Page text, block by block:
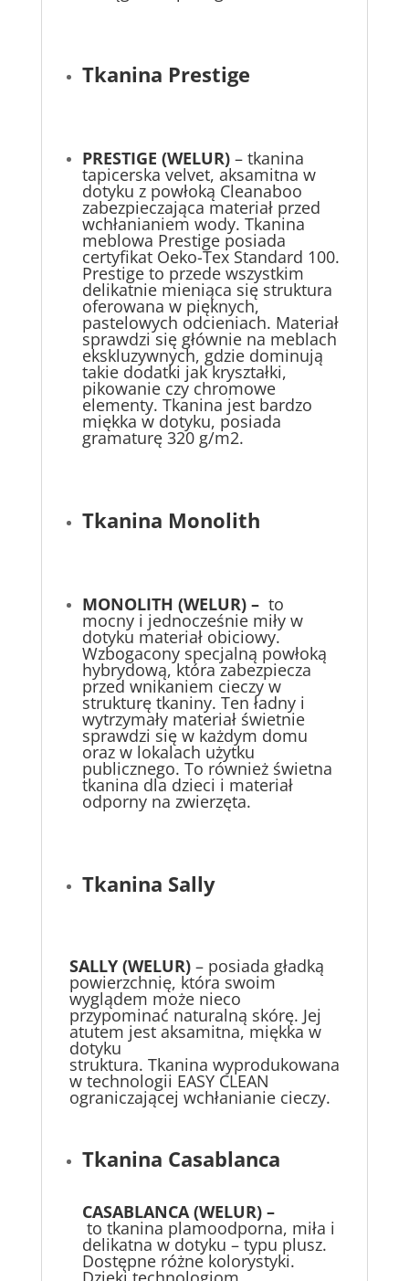
Tkanina Prestige
PRESTIGE (WELUR)– tkanina
tapicerska velvet, aksamitna w
dotyku z powłoką Cleanaboo
zabezpieczająca materiał przed
wchłanianiem wody. Tkanina
meblowa Prestige posiada
certyfikat Oeko-Tex Standard 100.
Prestige to przede wszystkim
delikatnie mieniąca się struktura
oferowana w pięknych,
pastelowych odcieniach. Materiał
sprawdzi się głównie na meblach
ekskluzywnych, gdzie dominują
takie dodatki jak kryształki,
pikowanie czy chromowe
elementy. Tkanina jest bardzo
miękka w dotyku, posiada
gramaturę 320 g/m2.
Tkanina Monolith
MONOLITH (WELUR) – to
mocny i jednocześnie miły w
dotyku materiał obiciowy.
Wzbogacony specjalną powłoką
hybrydową, która zabezpiecza
przed wnikaniem cieczy w
strukturę tkaniny. Ten ładny i
wytrzymały materiał świetnie
sprawdzi się w każdym domu
oraz w lokalach użytku
publicznego. To również świetna
tkanina dla dzieci i materiał
odporny na zwierzęta.
Tkanina Sally
SALLY (WELUR)– posiada gładką
powierzchnię, która swoim
wyglądem może nieco
przypominać naturalną skórę. Jej
atutem jest aksamitna, miękka w
dotyku
struktura. Tkanina wyprodukowana
w technologii EASY CLEAN
ograniczającej wchłanianie cieczy.
Tkanina Casablanca
CASABLANCA (WELUR) –
to tkanina plamoodporna, miła i
delikatna w dotyku – typu plusz.
Dostępne różne kolorystyki.